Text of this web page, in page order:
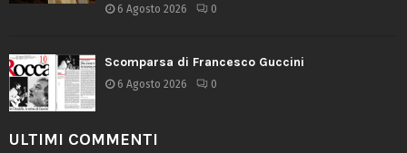
6 Agosto 2026 0
Scomparsa di Francesco Guccini
6 Agosto 2026 0
ULTIMI COMMENTI